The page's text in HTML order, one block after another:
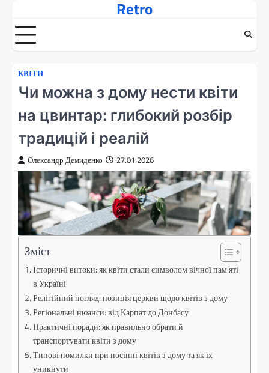
вмісту
Retro
КВІТИ
Чи можна з дому нести квіти
на цвинтар: глибокий розбір
традицій і реалій
Олександр Демиденко 27.01.2026
Зміст
Історичні витоки: як квіти стали символом вічної пам’яті
в Україні
Релігійний погляд: позиція церкви щодо квітів з дому
Регіональні нюанси: від Карпат до Донбасу
Практичні поради: як правильно обрати й
транспортувати квіти з дому
Типові помилки при носінні квітів з дому та як їх
уникнути